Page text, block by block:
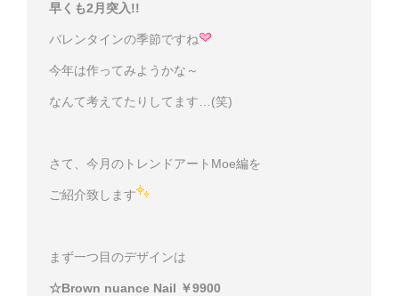
早くも2月突入!!
バレンタインの季節ですね
今年は作ってみようかな～
なんて考えてたりしてます…(笑)
さて、今月のトレンドアートMoe編を
ご紹介致します
まず一つ目のデザインは
☆Brown nuance Nail ￥9900